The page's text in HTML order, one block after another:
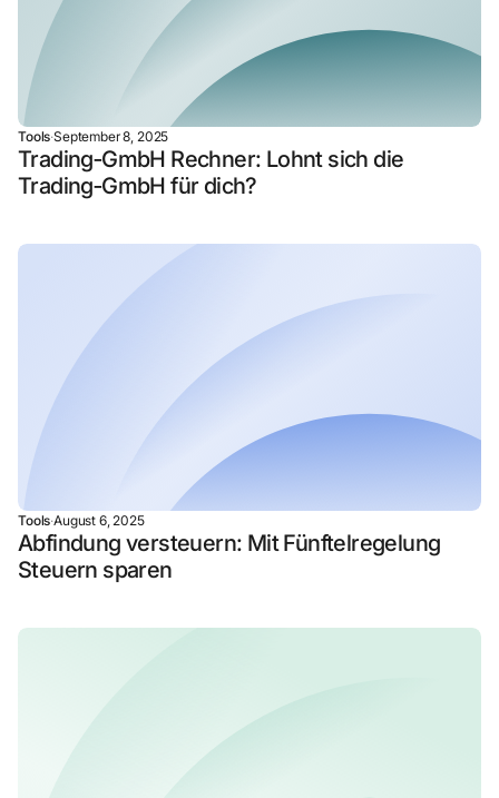
Tools·September 8, 2025
Trading‑GmbH Rechner: Lohnt sich die
Trading‑GmbH für dich?
Tools·August 6, 2025
Abfindung versteuern: Mit Fünftelregelung
Steuern sparen